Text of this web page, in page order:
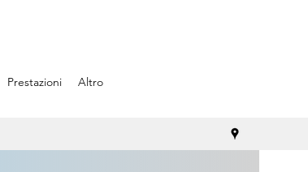
Prestazioni Altro